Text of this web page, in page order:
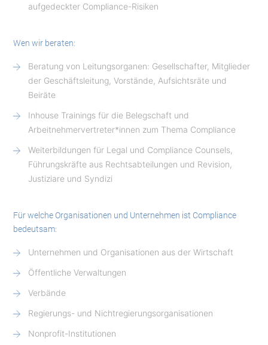
aufgedeckter Compliance-Risiken
Wen wir beraten:
Beratung von Leitungsorganen: Gesellschafter, Mitglieder
der Geschäftsleitung, Vorstände, Aufsichtsräte und
Beiräte
Inhouse Trainings für die Belegschaft und
Arbeitnehmervertreter*innen zum Thema Compliance
Weiterbildungen für Legal und Compliance Counsels,
Führungskräfte aus Rechtsabteilungen und Revision,
Justiziare und Syndizi
Für welche Organisationen und Unternehmen ist Compliance
bedeutsam:
Unternehmen und Organisationen aus der Wirtschaft
Öffentliche Verwaltungen
Verbände
Regierungs- und Nichtregierungsorganisationen
Nonprofit-Institutionen